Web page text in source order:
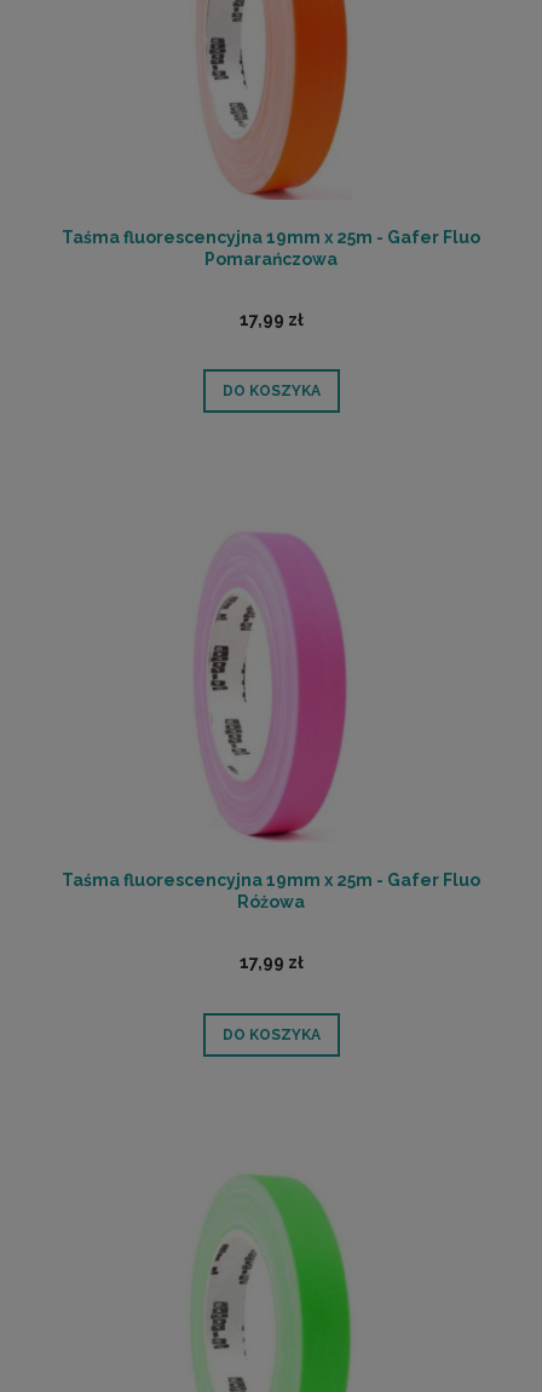
Taśma fluorescencyjna 19mm x 25m - Gafer Fluo
Pomarańczowa
17,99 zł
DO KOSZYKA
Taśma fluorescencyjna 19mm x 25m - Gafer Fluo
Różowa
17,99 zł
DO KOSZYKA